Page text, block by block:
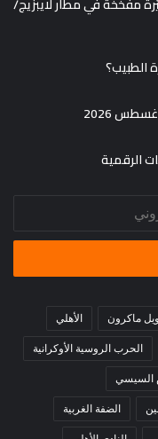
مفخخة في مطار لايبزيج/
الطبيب؟
الرقمية
ماكرون الأهلي
الحرب الروسية الأوكرانية
السيسي
الضفة الغربية